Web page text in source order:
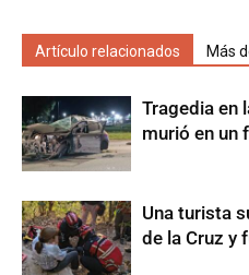
Artículo relacionados Más
Tragedia en
murió en un
Una turista
de la Cruz y